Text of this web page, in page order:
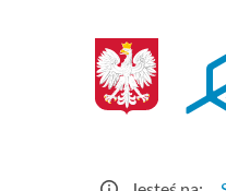
Postępowania